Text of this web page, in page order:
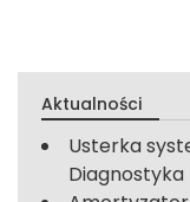
Aktualności
Usterka